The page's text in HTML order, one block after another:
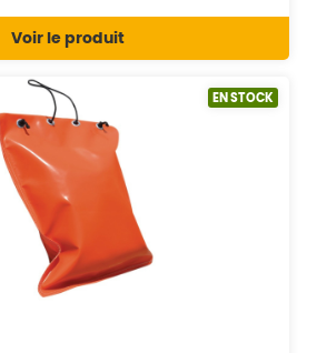
Voir le produit
EN STOCK